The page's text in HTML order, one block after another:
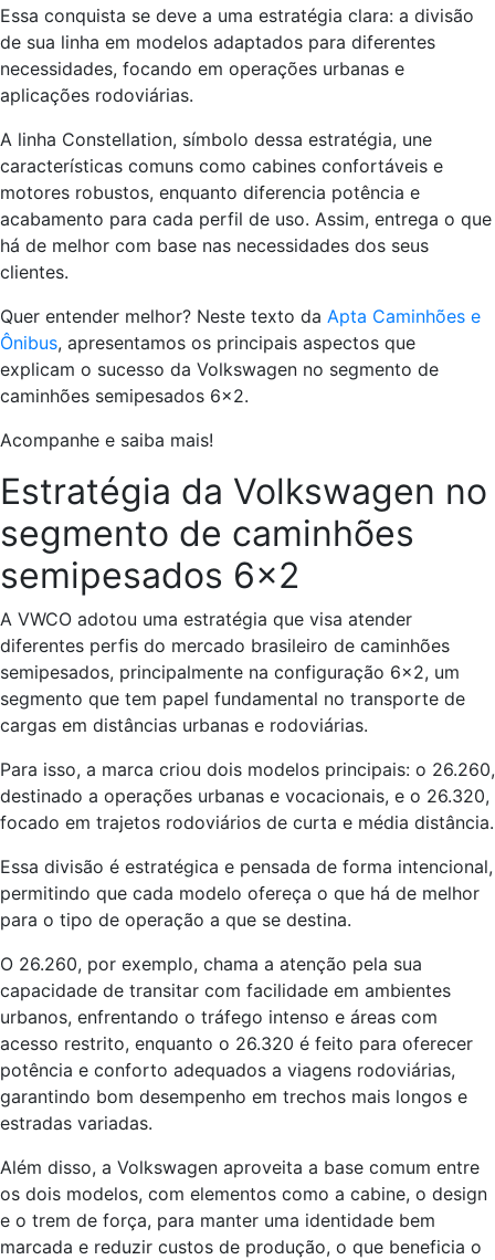
Essa conquista se deve a uma estratégia clara: a divisão
de sua linha em modelos adaptados para diferentes
necessidades, focando em operações urbanas e
aplicações rodoviárias.
A linha Constellation, símbolo dessa estratégia, une
características comuns como cabines confortáveis e
motores robustos, enquanto diferencia potência e
acabamento para cada perfil de uso. Assim, entrega o que
há de melhor com base nas necessidades dos seus
clientes.
Quer entender melhor? Neste texto da Apta Caminhões e
Ônibus, apresentamos os principais aspectos que
explicam o sucesso da Volkswagen no segmento de
caminhões semipesados 6×2.
Acompanhe e saiba mais!
Estratégia da Volkswagen no
segmento de caminhões
semipesados 6×2
A VWCO adotou uma estratégia que visa atender
diferentes perfis do mercado brasileiro de caminhões
semipesados, principalmente na configuração 6×2, um
segmento que tem papel fundamental no transporte de
cargas em distâncias urbanas e rodoviárias.
Para isso, a marca criou dois modelos principais: o 26.260,
destinado a operações urbanas e vocacionais, e o 26.320,
focado em trajetos rodoviários de curta e média distância.
Essa divisão é estratégica e pensada de forma intencional,
permitindo que cada modelo ofereça o que há de melhor
para o tipo de operação a que se destina.
O 26.260, por exemplo, chama a atenção pela sua
capacidade de transitar com facilidade em ambientes
urbanos, enfrentando o tráfego intenso e áreas com
acesso restrito, enquanto o 26.320 é feito para oferecer
potência e conforto adequados a viagens rodoviárias,
garantindo bom desempenho em trechos mais longos e
estradas variadas.
Além disso, a Volkswagen aproveita a base comum entre
os dois modelos, com elementos como a cabine, o design
e o trem de força, para manter uma identidade bem
marcada e reduzir custos de produção, o que beneficia o